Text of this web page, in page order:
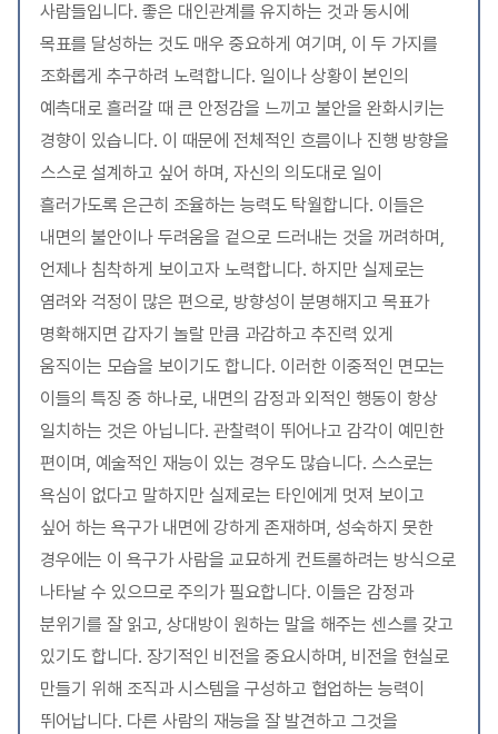
사람들입니다. 좋은 대인관계를 유지하는 것과 동시에
목표를 달성하는 것도 매우 중요하게 여기며, 이 두 가지를
조화롭게 추구하려 노력합니다. 일이나 상황이 본인의
예측대로 흘러갈 때 큰 안정감을 느끼고 불안을 완화시키는
경향이 있습니다. 이 때문에 전체적인 흐름이나 진행 방향을
스스로 설계하고 싶어 하며, 자신의 의도대로 일이
흘러가도록 은근히 조율하는 능력도 탁월합니다. 이들은
내면의 불안이나 두려움을 겉으로 드러내는 것을 꺼려하며,
언제나 침착하게 보이고자 노력합니다. 하지만 실제로는
염려와 걱정이 많은 편으로, 방향성이 분명해지고 목표가
명확해지면 갑자기 놀랄 만큼 과감하고 추진력 있게
움직이는 모습을 보이기도 합니다. 이러한 이중적인 면모는
이들의 특징 중 하나로, 내면의 감정과 외적인 행동이 항상
일치하는 것은 아닙니다. 관찰력이 뛰어나고 감각이 예민한
편이며, 예술적인 재능이 있는 경우도 많습니다. 스스로는
욕심이 없다고 말하지만 실제로는 타인에게 멋져 보이고
싶어 하는 욕구가 내면에 강하게 존재하며, 성숙하지 못한
경우에는 이 욕구가 사람을 교묘하게 컨트롤하려는 방식으로
나타날 수 있으므로 주의가 필요합니다. 이들은 감정과
분위기를 잘 읽고, 상대방이 원하는 말을 해주는 센스를 갖고
있기도 합니다. 장기적인 비전을 중요시하며, 비전을 현실로
만들기 위해 조직과 시스템을 구성하고 협업하는 능력이
뛰어납니다. 다른 사람의 재능을 잘 발견하고 그것을